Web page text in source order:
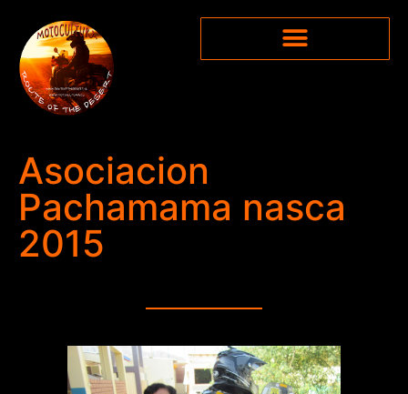
Asociacion
Pachamama nasca
2015